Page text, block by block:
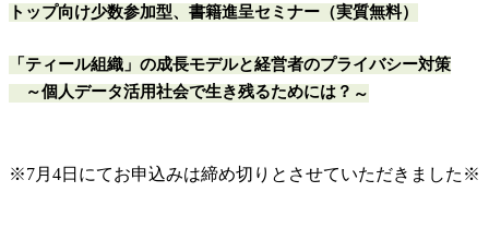
トップ向け少数参加型、書籍進呈セミナー（実質無料）
「ティール組織」の成長モデルと経営者のプライバシー対策
～個人データ活用社会で生き残るためには？ ～
※7月4日にてお申込みは締め切りとさせていただきました※